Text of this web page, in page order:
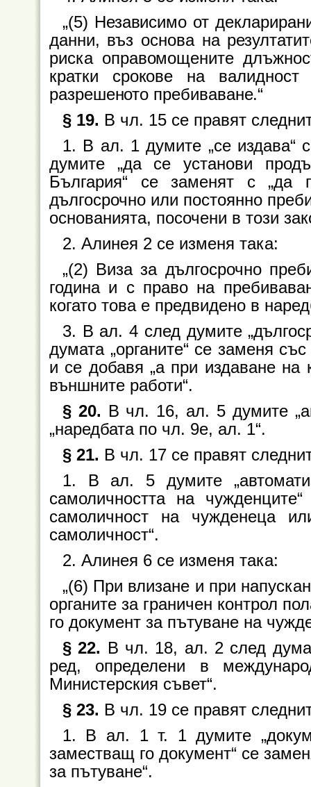
„(5) Независимо от
данни, въз основа на
риска оправомощените
кратки срокове на
разрешеното пребиваване.“
§ 19. В чл. 15 се правят
1. В ал. 1 думите „се издава“
думите „да се установи
България“ се заменят с „да
дългосрочно или постоянно
основанията, посочени в този
2. Алинея 2 се изменя така:
„(2) Виза за дългосрочно
година и с право на
когато това е предвидено в
3. В ал. 4 след думите
думата „органите“ се заменя
и се добавя „а при издаване на
външните работи“.
§ 20. В чл. 16, ал. 5 думите
„наредбата по чл. 9е, ал. 1“.
§ 21. В чл. 17 се правят
1. В ал. 5 думите
самоличността на
самоличност на чужденеца
самоличност“.
2. Алинея 6 се изменя така:
„(6) При влизане и при
органите за граничен контрол
го документ за пътуване на
§ 22. В чл. 18, ал. 2 след
ред, определени в
Министерския съвет“.
§ 23. В чл. 19 се правят
1. В ал. 1 т. 1 думите
заместващ го документ“ се
за пътуване“.